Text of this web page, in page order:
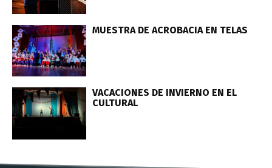
MUESTRA DE ACROBACIA EN TELAS
VACACIONES DE INVIERNO EN EL
CULTURAL